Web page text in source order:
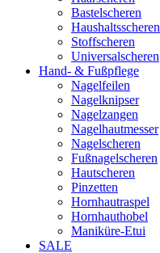
Bastelscheren
Haushaltsscheren
Stoffscheren
Universalscheren
Hand- & Fußpflege
Nagelfeilen
Nagelknipser
Nagelzangen
Nagelhautmesser
Nagelscheren
Fußnagelscheren
Hautscheren
Pinzetten
Hornhautraspel
Hornhauthobel
Maniküre-Etui
SALE